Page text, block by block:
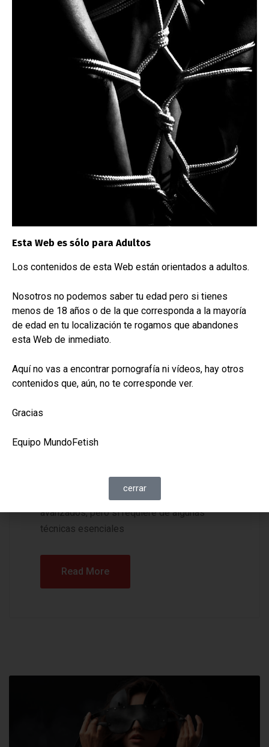
Costura de Cuero Artesanal
La costura con dos agujas es una técnica
tradicional que requiere habilidad, paciencia
y las herramientas adecuadas.
Trabajar con cuero es una habilidad que no
avanzados, pero sí requiere de algunas
técnicas esenciales
Read More
Esta Web es sólo para Adultos
Los contenidos de esta Web están orientados a adultos.
Nosotros no podemos saber tu edad pero si tienes
menos de 18 años o de la que corresponda a la mayoría
de edad en tu localización te rogamos que abandones
esta Web de inmediato.
Aquí no vas a encontrar pornografía ni vídeos, hay otros
contenidos que, aún, no te corresponde ver.
Gracias
Equipo MundoFetish
cerrar